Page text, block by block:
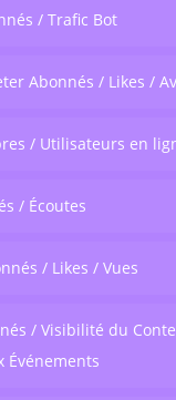
/ Trafic Bot
Abonnés / Likes /
/ Utilisateurs en
/ Écoutes
/ Likes / Vues
/ Visibilité du
Événements